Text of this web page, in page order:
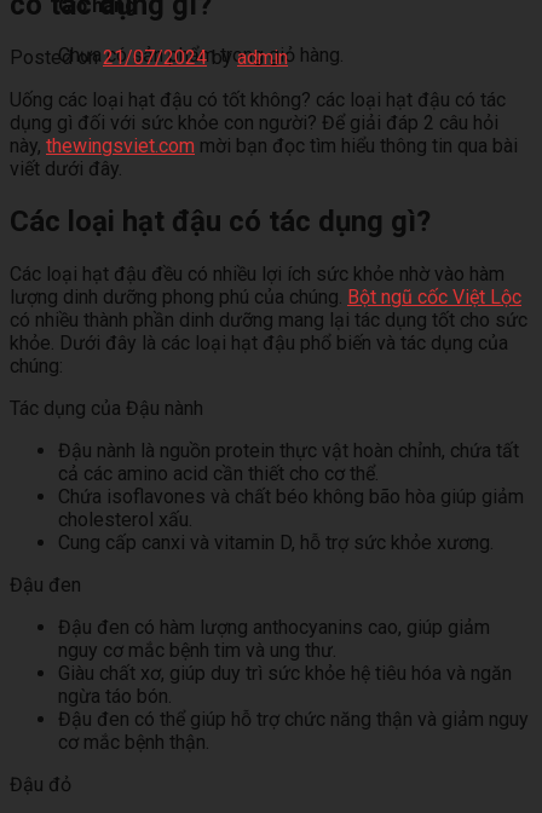
Giỏ hàng
Chưa có sản phẩm trong giỏ hàng.
Posted on21/07/2024byadmin
Uống các loại hạt đậu có tốt không? các loại hạt đậu có tác
dụng gì đối với sức khỏe con người? Để giải đáp 2 câu hỏi
này, thewingsviet.com mời bạn đọc tìm hiểu thông tin qua bài
viết dưới đây.
Các loại hạt đậu có tác dụng gì?
Các loại hạt đậu đều có nhiều lợi ích sức khỏe nhờ vào hàm
lượng dinh dưỡng phong phú của chúng. Bột ngũ cốc Việt Lộc
có nhiều thành phần dinh dưỡng mang lại tác dụng tốt cho sức
khỏe. Dưới đây là các loại hạt đậu phổ biến và tác dụng của
chúng:
Tác dụng của Đậu nành
Đậu nành là nguồn protein thực vật hoàn chỉnh, chứa tất
cả các amino acid cần thiết cho cơ thể.
Chứa isoflavones và chất béo không bão hòa giúp giảm
cholesterol xấu.
Cung cấp canxi và vitamin D, hỗ trợ sức khỏe xương.
Đậu đen
Đậu đen có hàm lượng anthocyanins cao, giúp giảm
nguy cơ mắc bệnh tim và ung thư.
Giàu chất xơ, giúp duy trì sức khỏe hệ tiêu hóa và ngăn
ngừa táo bón.
Đậu đen có thể giúp hỗ trợ chức năng thận và giảm nguy
cơ mắc bệnh thận.
Đậu đỏ